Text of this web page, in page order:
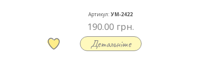
Артикул: УМ-2422
190.00 грн.
Детальніше